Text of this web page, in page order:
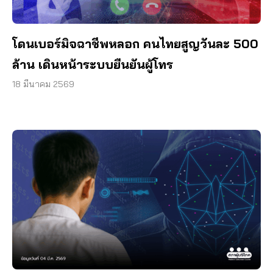
โดนเบอร์มิจฉาชีพหลอก คนไทยสูญวันละ 500
ล้าน เดินหน้าระบบยืนยันผู้โทร
18 มีนาคม 2569